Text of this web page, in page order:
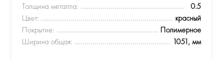
Толщина металла:
0.5
Цвет:
красный
Покрытие:
Полимерное
Ширина общая:
1051, мм